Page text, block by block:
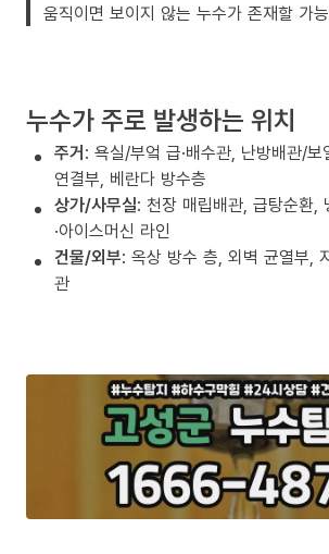
움직이면 보이지 않는 누수가 존재할 가
누수가 주로 발생하는 위치
주거: 욕실/부엌 급·배수관, 난방배관/보
연결부, 베란다 방수층
상가/사무실: 천장 매립배관, 급탕순환,
·아이스머신 라인
건물/외부: 옥상 방수 층, 외벽 균열부,
관